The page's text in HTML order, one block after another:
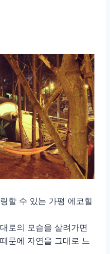
할 수 있는 가평 에코힐
로의 모습을 살려가면
문에 자연을 그대로 느